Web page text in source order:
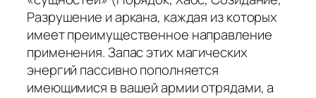
Разрушение и аркана, каждая из которых
имеет преимущественное направление
применения. Запас этих магических
энергий пассивно пополняется
имеющимися в вашей армии отрядами, а